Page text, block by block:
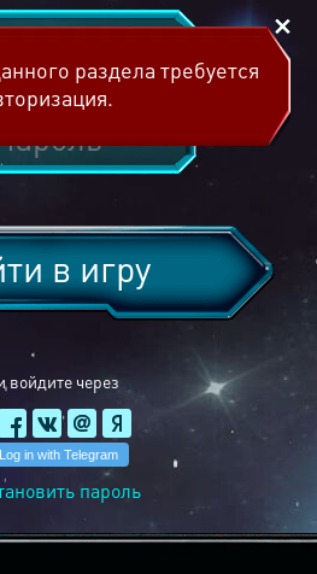
войдите через
в игру
пароль
раздела требуется